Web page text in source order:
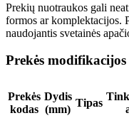
Prekių nuotraukos gali
formos ar komplektacijos.
naudojantis svetainės
Prekės modifikacijos
Prekės
kodas
Dydis
(mm)
Tipas